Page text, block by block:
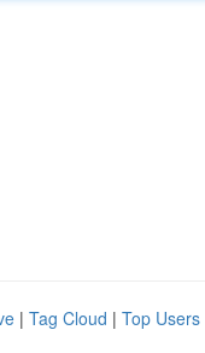
| Tag Cloud | Top Users